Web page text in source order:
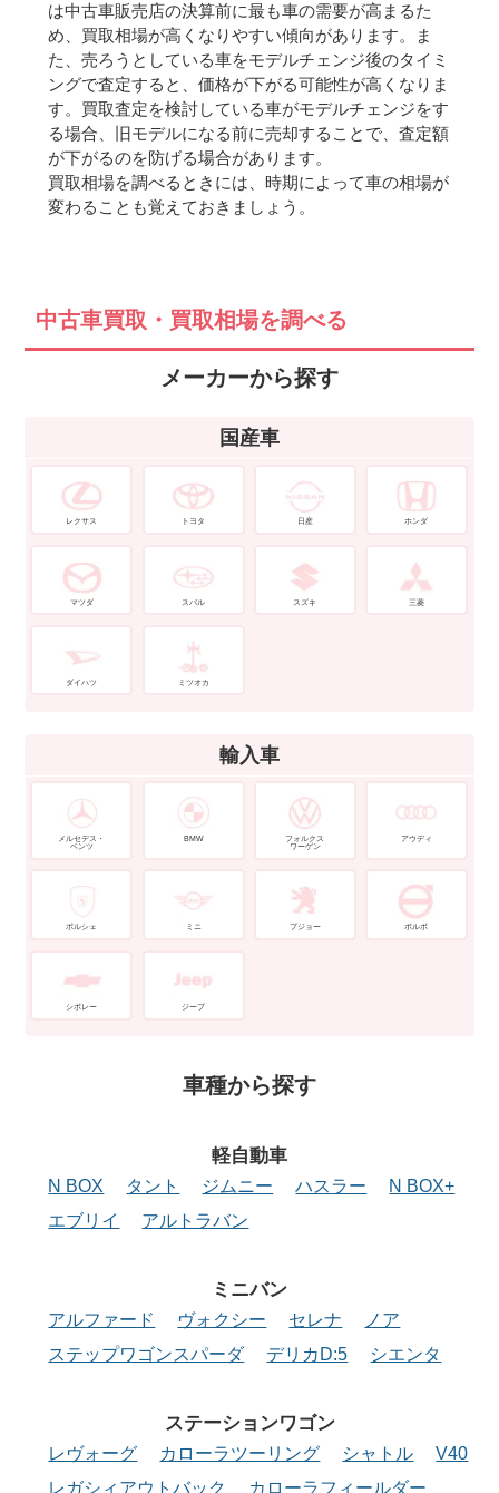
は中古車販売店の決算前に最も車の需要が高まるた
め、買取相場が高くなりやすい傾向があります。ま
た、売ろうとしている車をモデルチェンジ後のタイミ
ングで査定すると、価格が下がる可能性が高くなりま
す。買取査定を検討している車がモデルチェンジをす
る場合、旧モデルになる前に売却することで、査定額
が下がるのを防げる場合があります。
買取相場を調べるときには、時期によって車の相場が
変わることも覚えておきましょう。
中古車買取・買取相場を調べる
メーカーから探す
国産車
レクサス トヨタ 日産 ホンダ
マツダ スバル スズキ 三菱
ダイハツ ミツオカ
輸入車
メルセデス・
ベンツ
BMW
フォルクス
ワーゲン
アウディ
ポルシェ ミニ プジョー ボルボ
シボレー ジープ
車種から探す
軽自動車
N BOX タント ジムニー ハスラー
N BOX+
エブリイ
アルトラバン
ミニバン
アルファード ヴォクシー セレナ
ノア
ステップワゴンスパーダ
デリカD:5 シエンタ
ステーションワゴン
レヴォーグ カローラツーリング シャトル
V40
レガシィアウトバック
カローラフィールダー